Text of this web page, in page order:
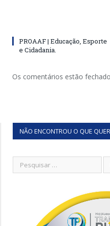
PROAAF | Educação, Esporte
e Cidadania.
Os comentários estão
NÃO ENCONTROU O QUE